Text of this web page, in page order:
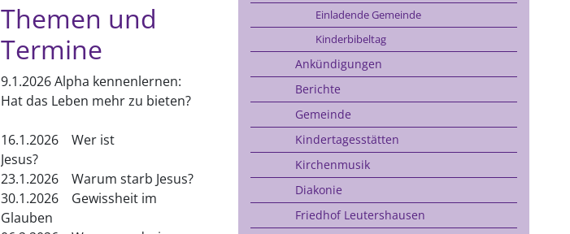
Themen und
Termine
9.1.2026 Alpha kennenlernen:
Hat das Leben mehr zu bieten?
16.1.2026 Wer ist
Jesus?
23.1.2026 Warum starb Jesus?
30.1.2026 Gewissheit im
Glauben
Einladende Gemeinde
Kinderbibeltag
Ankündigungen
Berichte
Gemeinde
Kindertagesstätten
Kirchenmusik
Diakonie
Friedhof Leutershausen